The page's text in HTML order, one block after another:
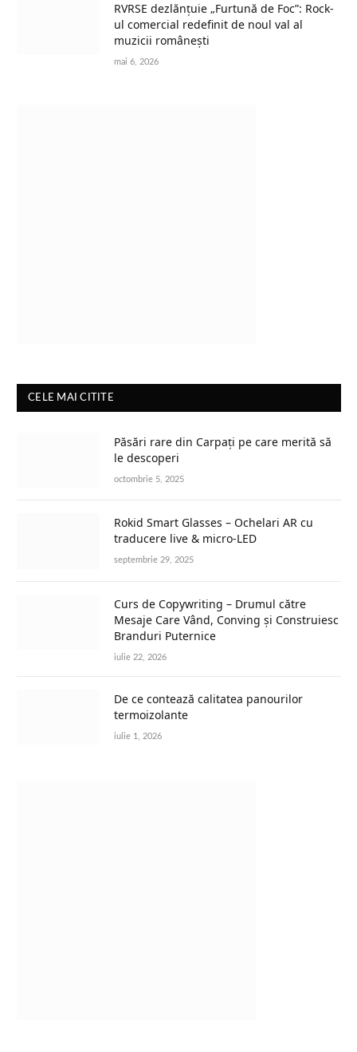
RVRSE dezlănțuie „Furtună de Foc”: Rock-
ul comercial redefinit de noul val al
muzicii românești
mai 6, 2026
CELE MAI CITITE
Păsări rare din Carpați pe care merită să
le descoperi
octombrie 5, 2025
Rokid Smart Glasses – Ochelari AR cu
traducere live & micro-LED
septembrie 29, 2025
Curs de Copywriting – Drumul către
Mesaje Care Vând, Conving și Construiesc
Branduri Puternice
iulie 22, 2026
De ce contează calitatea panourilor
termoizolante
iulie 1, 2026